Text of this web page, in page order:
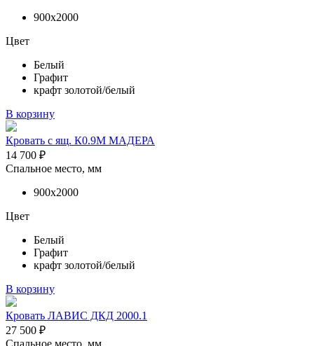
900х2000
Цвет
Белый
Графит
крафт золотой/белый
В корзину
Кровать с ящ. К0.9М МАДЕРА
14 700 ₽
Спальное место, мм
900х2000
Цвет
Белый
Графит
крафт золотой/белый
В корзину
Кровать ЛАВИС ДКД 2000.1
27 500 ₽
Спальное место, мм